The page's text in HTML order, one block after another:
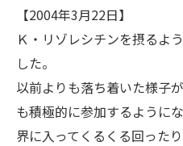
【2004年3月22日】
Ｋ・リゾレシチンを摂るよ
した。
以前よりも落ち着いた様子
も積極的に参加するように
界に入ってくるくる回った